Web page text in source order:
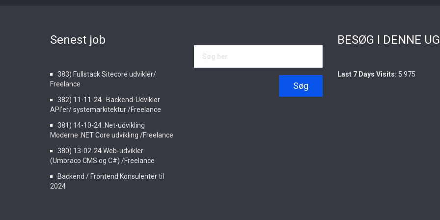
Senest job
383) Fullstack Sitecore udvikler/
Freelance
382) 11-11-24 . Backend-Udvikler
API’er/ systemarkitektur /Freelance
381) 14-10-24 .Net-udvikling
Moderne .NET Core udvikling /Freelance
380) 13-02-24 Web-udvikler
(Umbraco CMS og C#) /Freelance
Backend / Frontend Konsulenter til
2024
BESØG I DENNE
Last 7 Days Visits: 5.975